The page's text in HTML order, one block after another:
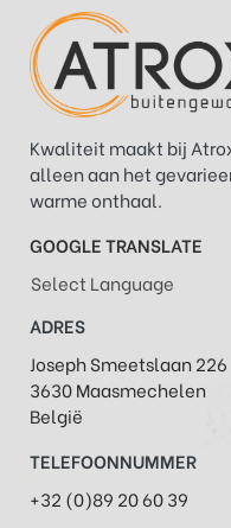
Kwaliteit maakt bij
alleen aan het
warme onthaal.
GOOGLE TRANSLATE
Select Language
ADRES
Joseph Smeetslaan 226
3630 Maasmechelen
België
TELEFOONNUMMER
+32 (0)89 20 60 39